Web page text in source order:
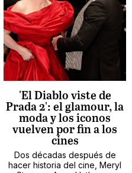
'El Diablo viste de
Prada 2': el glamour, la
moda y los iconos
vuelven por fin a los
cines
Dos décadas después de
hacer historia del cine, Meryl